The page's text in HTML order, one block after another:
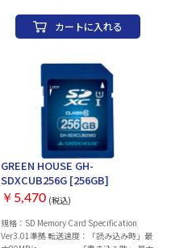
カートに入れる
GREEN HOUSE GH-
SDXCUB256G [256GB]
￥5,470 (税込)
規格：SD Memory Card Specification
Ver3.01準拠 転送速度：「読み込み時」最